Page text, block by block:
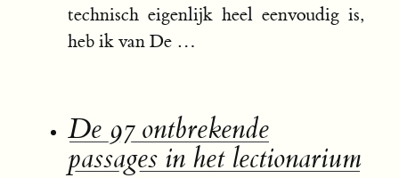
technisch eigenlijk heel eenvoudig is,
heb ik van De …
De 97 ontbrekende
passages in het lectionarium